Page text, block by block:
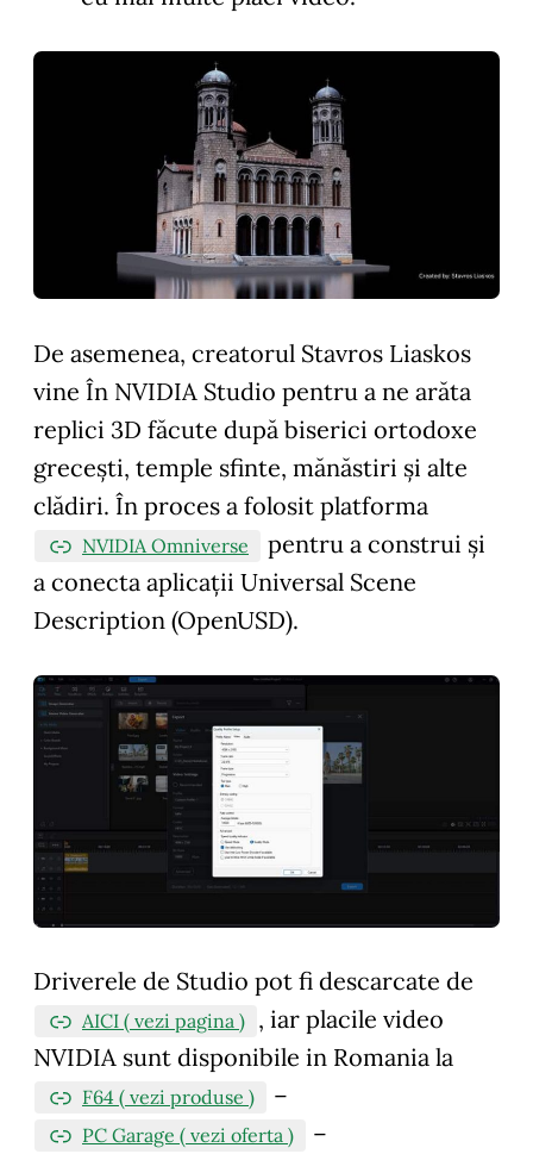
De asemenea, creatorul Stavros Liaskos
vine În NVIDIA Studio pentru a ne arăta
replici 3D făcute după biserici ortodoxe
grecești, temple sfinte, mănăstiri și alte
clădiri. În proces a folosit platforma
NVIDIA Omniverse
pentru a construi și
a conecta aplicații Universal Scene
Description (OpenUSD).
Driverele de Studio pot fi descarcate de
AICI ( vezi pagina ) , iar placile video
NVIDIA sunt disponibile in Romania la
F64 ( vezi produse ) –
PC Garage ( vezi oferta ) –